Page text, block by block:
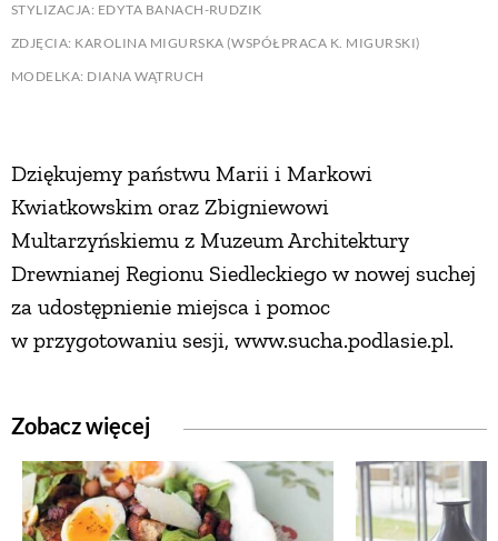
STYLIZACJA: EDYTA BANACH-RUDZIK
ZDJĘCIA: KAROLINA MIGURSKA (WSPÓŁPRACA K. MIGURSKI)
MODELKA: DIANA WĄTRUCH
Dziękujemy państwu Marii i Markowi
Kwiatkowskim oraz Zbigniewowi
Multarzyńskiemu z Muzeum Architektury
Drewnianej Regionu Siedleckiego w nowej suchej
za udostępnienie miejsca i pomoc
w przygotowaniu sesji, www.sucha.podlasie.pl.
Zobacz więcej